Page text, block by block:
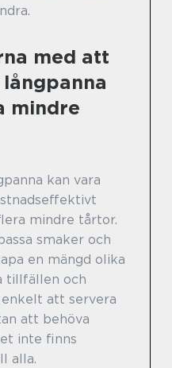
med att
mindre
kan vara
mindre tårtor.
smaker och
en mängd olika
tillfällen och
att servera
att behöva
inte finns
alla.